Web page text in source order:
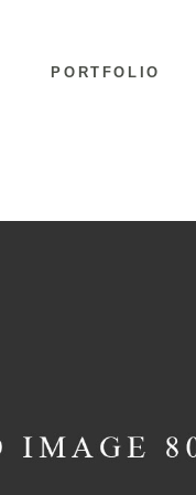
PORTFOLIO